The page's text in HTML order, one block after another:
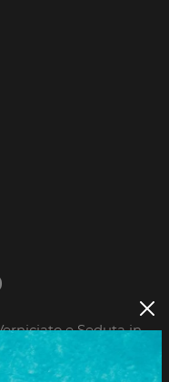
e Seduta in